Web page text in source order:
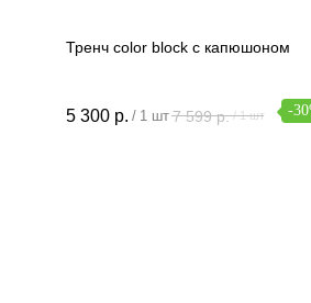
Тренч color block с капюшоном
5 300 р. / 1 шт 7 599 р. / 1 шт -
ИП Лазарева Анжела Александровна